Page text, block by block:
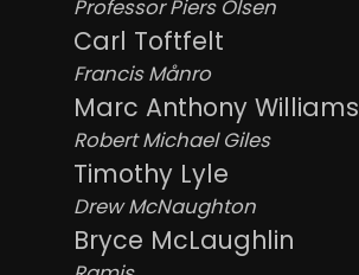
Professor Piers Olsen
Carl Toftfelt
Francis Månro
Marc Anthony Williams
Robert Michael Giles
Timothy Lyle
Drew McNaughton
Bryce McLaughlin